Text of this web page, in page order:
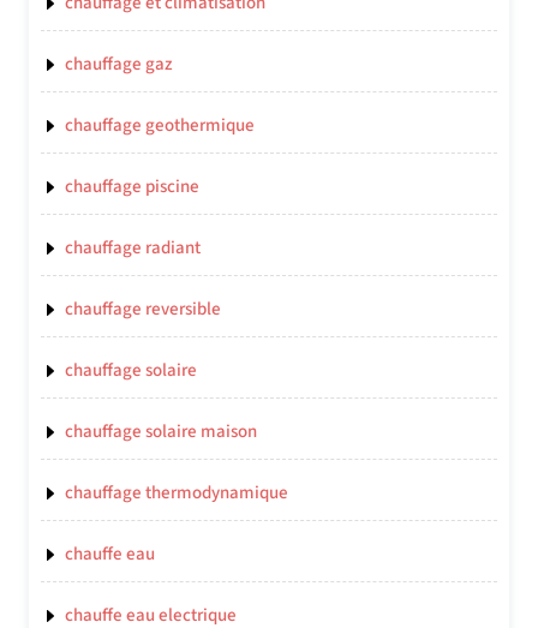
chauffage gaz
chauffage geothermique
chauffage piscine
chauffage radiant
chauffage reversible
chauffage solaire
chauffage solaire maison
chauffage thermodynamique
chauffe eau
chauffe eau electrique